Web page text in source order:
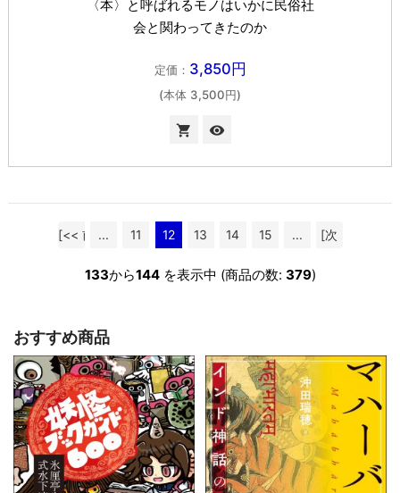
〈本〉と呼ばれるモノはいかに民俗社
会と関わってきたのか
定価： 3,850円
(本体 3,500円)
 visibility
[<< 前
... 11 12 13 14 15 ...
[次
133から144を表示中 (商品の数: 379)
おすすめ商品